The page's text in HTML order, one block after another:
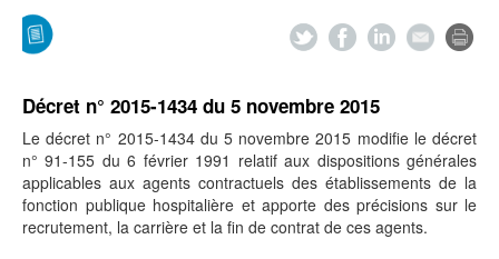
Décret n° 2015-1434 du 5 novembre 2015
Le décret n° 2015-1434 du 5 novembre 2015 modifie le décret
n° 91-155 du 6 février 1991 relatif aux dispositions générales
applicables aux agents contractuels des établissements de la
fonction publique hospitalière et apporte des précisions sur le
recrutement, la carrière et la fin de contrat de ces agents.